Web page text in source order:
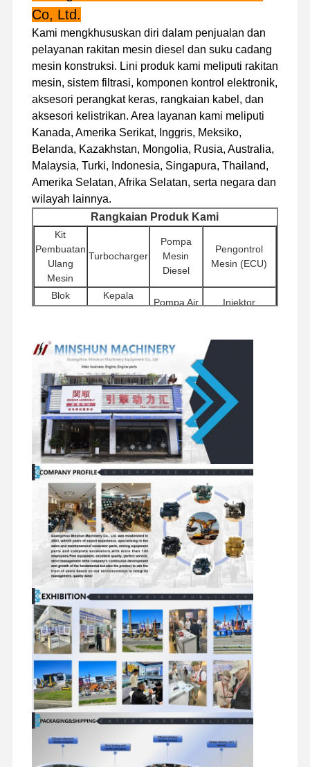
mesin diesel
mesin Mitsubishi
kit membangun kembali mesin
Pompa injeksi
Perakitan Turbocharger
Bagian Mesin Lainnya
Sistem Kontrol Elektronik
komponen listrik mesin
Sistem bahan bakar mesin
Suku Cadang Hidrolik Ekskavator
Co, Ltd.
Kami mengkhususkan diri dalam penjualan dan
pelayanan rakitan mesin diesel dan suku cadang
mesin konstruksi. Lini produk kami meliputi rakitan
mesin, sistem filtrasi, komponen kontrol elektronik,
aksesori perangkat keras, rangkaian kabel, dan
aksesori kelistrikan. Area layanan kami meliputi
Kanada, Amerika Serikat, Inggris, Meksiko,
Belanda, Kazakhstan, Mongolia, Rusia, Australia,
Malaysia, Turki, Indonesia, Singapura, Thailand,
Amerika Selatan, Afrika Selatan, serta negara dan
wilayah lainnya.
Rangkaian Produk Kami
Kit
Pembuatan
Ulang
Mesin
Turbocharger
Pompa
Mesin
Diesel
Pengontrol
Mesin (ECU)
Blok
Silinder
Kepala
Silinder
Pompa Air Injektor
Pemula
Lainnya
Komponen
Putar
Katup
Distributor
Rakitan
Motor
Perjalanan
Sasis dan
Aksesori
Lainnya